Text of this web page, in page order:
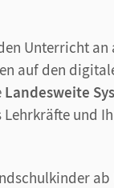
Unterricht an
auf den
Landesweite
und
ab